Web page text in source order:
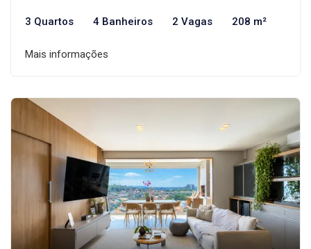
3 Quartos 4 Banheiros 2 Vagas 208 m²
Mais informações